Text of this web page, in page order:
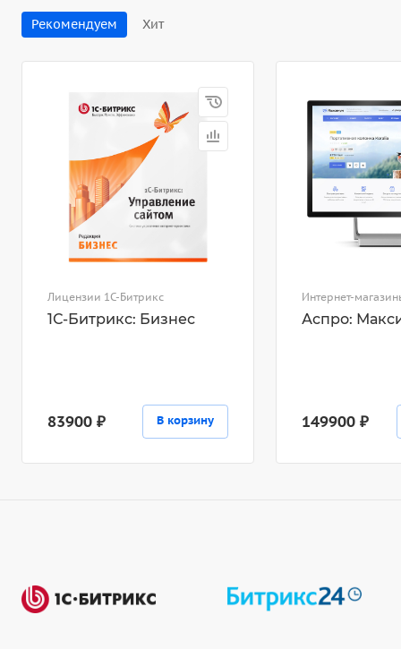
Рекомендуем Хит
Лицензии 1С-Битрикс
1С-Битрикс: Бизнес
83900 ₽ В корзину
Интернет-
Аспро:
149900 ₽